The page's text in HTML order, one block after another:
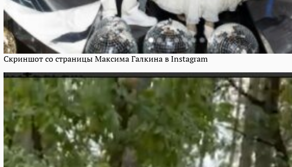
Скриншот со страницы Максима Галкина в Instagram